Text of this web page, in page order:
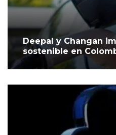
Deepal y Changan
sostenible en